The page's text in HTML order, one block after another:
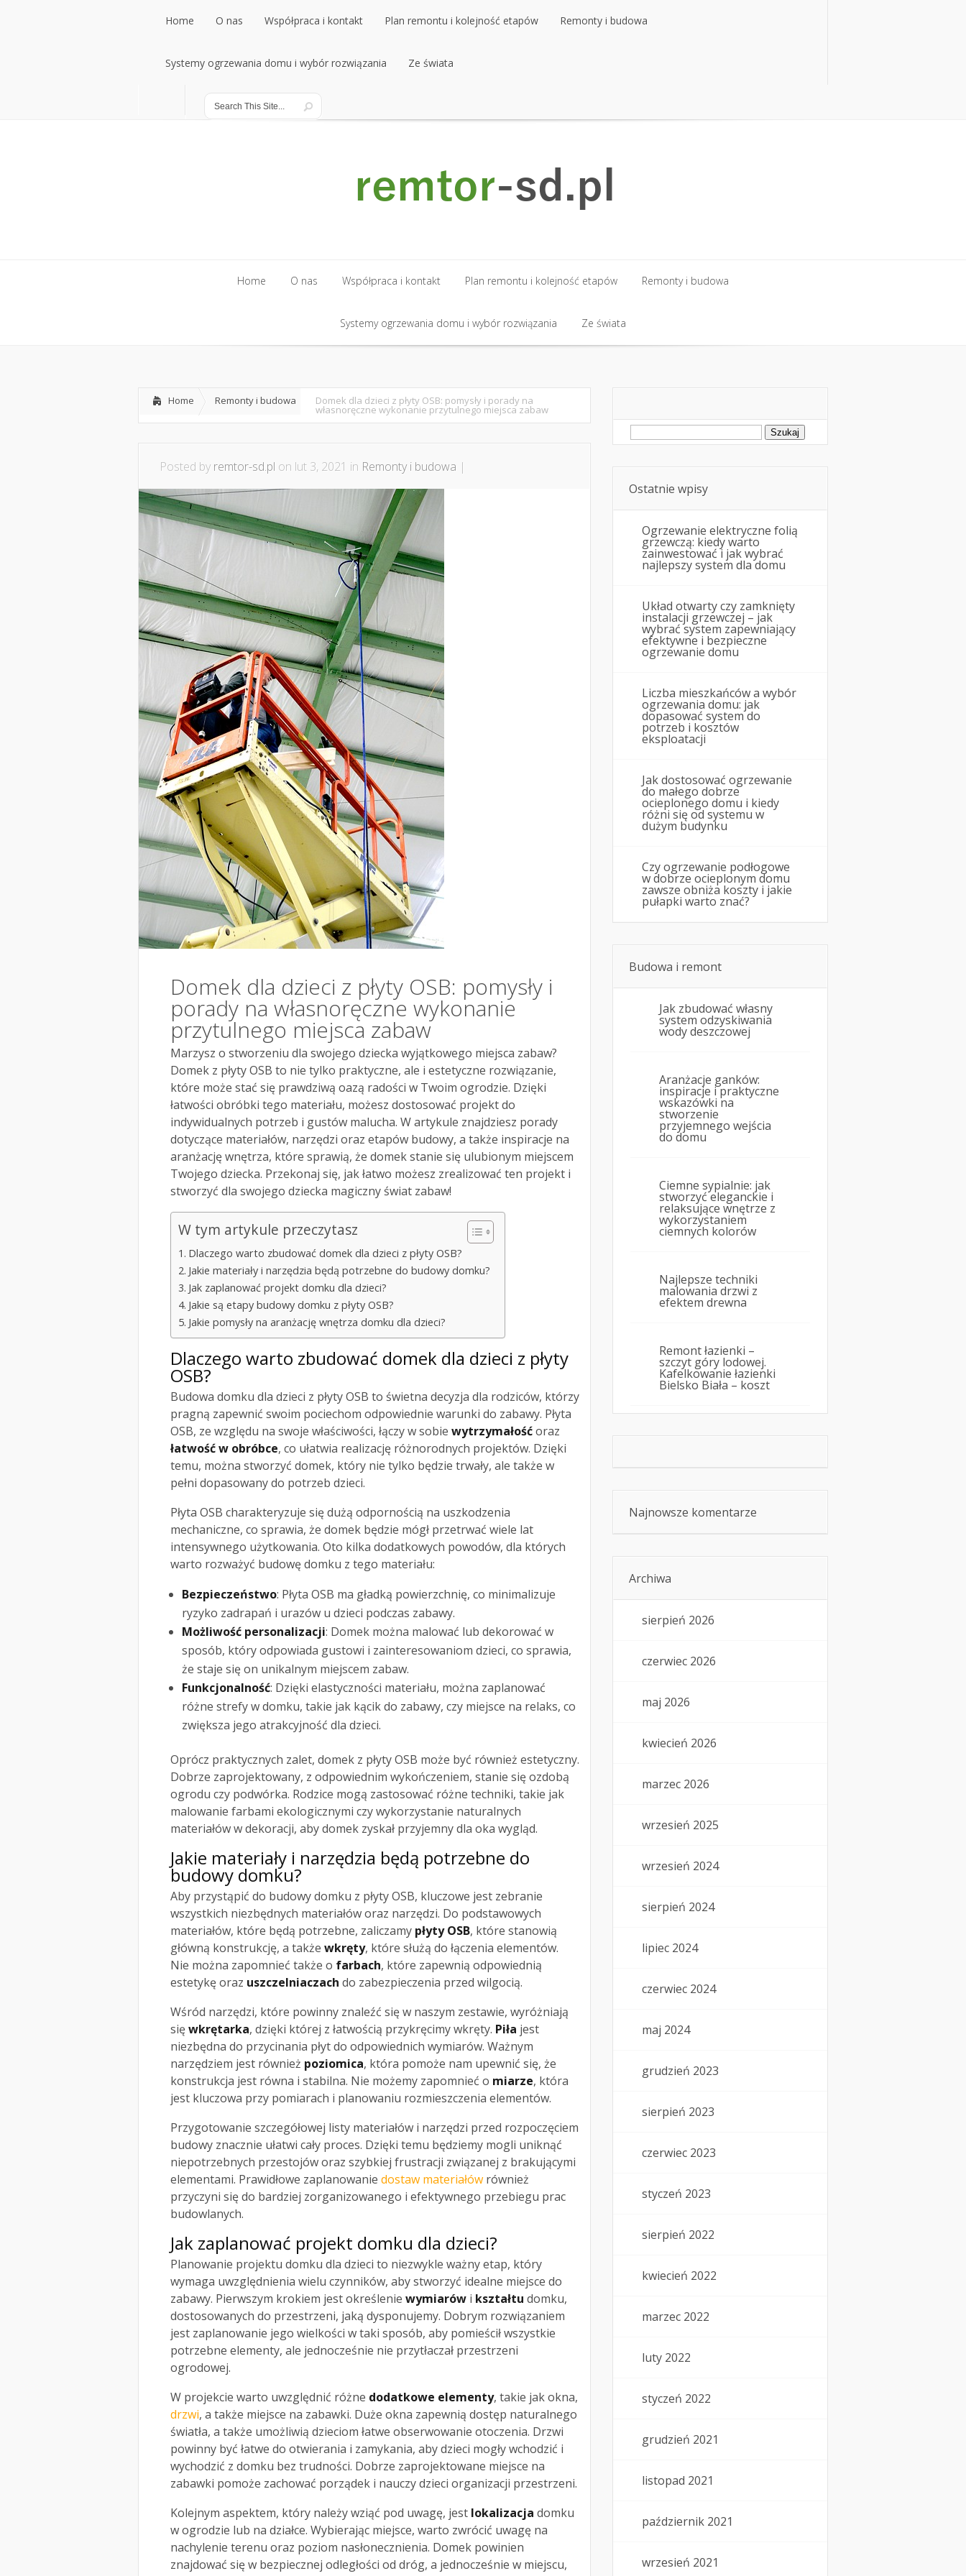
Home
Home
O nas
O nas
Współpraca i kontakt
Współpraca i kontakt
Plan remontu i kolejność etapów
Plan remontu i kolejność etapów
Remonty i budowa
Systemy ogrzewania domu i wybór rozwiązania
Systemy ogrzewania domu i wybór rozwiązania
Ze świata
Home O nas Współpraca i kontakt
Współpraca i kontakt
Plan remontu i kolejność etapów
Plan remontu i kolejność etapów
Remonty i budowa
Systemy ogrzewania domu i wybór rozwiązania Ze świata
Home Remonty i budowa Domek dla dzieci z płyty OSB: pomysły i porady na
własnoręczne wykonanie przytulnego miejsca zabaw
Posted by remtor-sd.pl on lut 3, 2021 in Remonty i budowa |
Domek dla dzieci z płyty OSB: pomysły i
porady na własnoręczne wykonanie
przytulnego miejsca zabaw
Marzysz o stworzeniu dla swojego dziecka wyjątkowego miejsca zabaw?
Domek z płyty OSB to nie tylko praktyczne, ale i estetyczne rozwiązanie,
które może stać się prawdziwą oazą radości w Twoim ogrodzie. Dzięki
łatwości obróbki tego materiału, możesz dostosować projekt do
indywidualnych potrzeb i gustów malucha. W artykule znajdziesz porady
dotyczące materiałów, narzędzi oraz etapów budowy, a także inspiracje na
aranżację wnętrza, które sprawią, że domek stanie się ulubionym miejscem
Twojego dziecka. Przekonaj się, jak łatwo możesz zrealizować ten projekt i
stworzyć dla swojego dziecka magiczny świat zabaw!
W tym artykule przeczytasz
Dlaczego warto zbudować domek dla dzieci z płyty OSB?
Jakie materiały i narzędzia będą potrzebne do budowy domku?
Jak zaplanować projekt domku dla dzieci?
Jakie są etapy budowy domku z płyty OSB?
Jakie pomysły na aranżację wnętrza domku dla dzieci?
Dlaczego warto zbudować domek dla dzieci z płyty
OSB?
Budowa domku dla dzieci z płyty OSB to świetna decyzja dla rodziców, którzy
pragną zapewnić swoim pociechom odpowiednie warunki do zabawy. Płyta
OSB, ze względu na swoje właściwości, łączy w sobie wytrzymałośćoraz
łatwość w obróbce, co ułatwia realizację różnorodnych projektów. Dzięki
temu, można stworzyć domek, który nie tylko będzie trwały, ale także w
pełni dopasowany do potrzeb dzieci.
Płyta OSB charakteryzuje się dużą odpornością na uszkodzenia
mechaniczne, co sprawia, że domek będzie mógł przetrwać wiele lat
intensywnego użytkowania. Oto kilka dodatkowych powodów, dla których
warto rozważyć budowę domku z tego materiału:
Bezpieczeństwo: Płyta OSB ma gładką powierzchnię, co minimalizuje
ryzyko zadrapań i urazów u dzieci podczas zabawy.
Możliwość personalizacji: Domek można malować lub dekorować w
sposób, który odpowiada gustowi i zainteresowaniom dzieci, co sprawia,
że staje się on unikalnym miejscem zabaw.
Funkcjonalność: Dzięki elastyczności materiału, można zaplanować
różne strefy w domku, takie jak kącik do zabawy, czy miejsce na relaks, co
zwiększa jego atrakcyjność dla dzieci.
Oprócz praktycznych zalet, domek z płyty OSB może być również estetyczny.
Dobrze zaprojektowany, z odpowiednim wykończeniem, stanie się ozdobą
ogrodu czy podwórka. Rodzice mogą zastosować różne techniki, takie jak
malowanie farbami ekologicznymi czy wykorzystanie naturalnych
materiałów w dekoracji, aby domek zyskał przyjemny dla oka wygląd.
Jakie materiały i narzędzia będą potrzebne do
budowy domku?
Aby przystąpić do budowy domku z płyty OSB, kluczowe jest zebranie
wszystkich niezbędnych materiałów oraz narzędzi. Do podstawowych
materiałów, które będą potrzebne, zaliczamy płyty OSB, które stanowią
główną konstrukcję, a także wkręty, które służą do łączenia elementów.
Nie można zapomnieć także o farbach, które zapewnią odpowiednią
estetykę oraz uszczelniaczach do zabezpieczenia przed wilgocią.
Wśród narzędzi, które powinny znaleźć się w naszym zestawie, wyróżniają
sięwkrętarka, dzięki której z łatwością przykręcimy wkręty. Piła jest
niezbędna do przycinania płyt do odpowiednich wymiarów. Ważnym
narzędziem jest również poziomica, która pomoże nam upewnić się, że
konstrukcja jest równa i stabilna. Nie możemy zapomnieć o miarze, która
jest kluczowa przy pomiarach i planowaniu rozmieszczenia elementów.
Przygotowanie szczegółowej listy materiałów i narzędzi przed rozpoczęciem
budowy znacznie ułatwi cały proces. Dzięki temu będziemy mogli uniknąć
niepotrzebnych przestojów oraz szybkiej frustracji związanej z brakującymi
elementami. Prawidłowe zaplanowanie dostaw materiałów również
przyczyni się do bardziej zorganizowanego i efektywnego przebiegu prac
budowlanych.
Jak zaplanować projekt domku dla dzieci?
Planowanie projektu domku dla dzieci to niezwykle ważny etap, który
wymaga uwzględnienia wielu czynników, aby stworzyć idealne miejsce do
zabawy. Pierwszym krokiem jest określenie wymiarów i kształtu domku,
dostosowanych do przestrzeni, jaką dysponujemy. Dobrym rozwiązaniem
jest zaplanowanie jego wielkości w taki sposób, aby pomieścił wszystkie
potrzebne elementy, ale jednocześnie nie przytłaczał przestrzeni
ogrodowej.
W projekcie warto uwzględnić różne dodatkowe elementy, takie jak okna,
drzwi, a także miejsce na zabawki. Duże okna zapewnią dostęp naturalnego
światła, a także umożliwią dzieciom łatwe obserwowanie otoczenia. Drzwi
powinny być łatwe do otwierania i zamykania, aby dzieci mogły wchodzić i
wychodzić z domku bez trudności. Dobrze zaprojektowane miejsce na
zabawki pomoże zachować porządek i nauczy dzieci organizacji przestrzeni.
Kolejnym aspektem, który należy wziąć pod uwagę, jest lokalizacja domku
w ogrodzie lub na działce. Wybierając miejsce, warto zwrócić uwagę na
nachylenie terenu oraz poziom nasłonecznienia. Domek powinien
znajdować się w bezpiecznej odległości od dróg, a jednocześnie w miejscu,
Szukaj:
Ostatnie wpisy
Ogrzewanie elektryczne folią
grzewczą: kiedy warto
zainwestować i jak wybrać
najlepszy system dla domu
Układ otwarty czy zamknięty
instalacji grzewczej – jak
wybrać system zapewniający
efektywne i bezpieczne
ogrzewanie domu
Liczba mieszkańców a wybór
ogrzewania domu: jak
dopasować system do
potrzeb i kosztów
eksploatacji
Jak dostosować ogrzewanie
do małego dobrze
ocieplonego domu i kiedy
różni się od systemu w
dużym budynku
Czy ogrzewanie podłogowe
w dobrze ocieplonym domu
zawsze obniża koszty i jakie
pułapki warto znać?
Budowa i remont
Jak zbudować własny
system odzyskiwania
wody deszczowej
Aranżacje ganków:
inspiracje i praktyczne
wskazówki na
stworzenie
przyjemnego wejścia
do domu
Ciemne sypialnie: jak
stworzyć eleganckie i
relaksujące wnętrze z
wykorzystaniem
ciemnych kolorów
Najlepsze techniki
malowania drzwi z
efektem drewna
Remont łazienki –
szczyt góry lodowej.
Kafelkowanie łazienki
Bielsko Biała – koszt
Najnowsze komentarze
Archiwa
sierpień 2026
czerwiec 2026
maj 2026
kwiecień 2026
marzec 2026
wrzesień 2025
wrzesień 2024
sierpień 2024
lipiec 2024
czerwiec 2024
maj 2024
grudzień 2023
sierpień 2023
czerwiec 2023
styczeń 2023
sierpień 2022
kwiecień 2022
marzec 2022
luty 2022
styczeń 2022
grudzień 2021
listopad 2021
październik 2021
wrzesień 2021